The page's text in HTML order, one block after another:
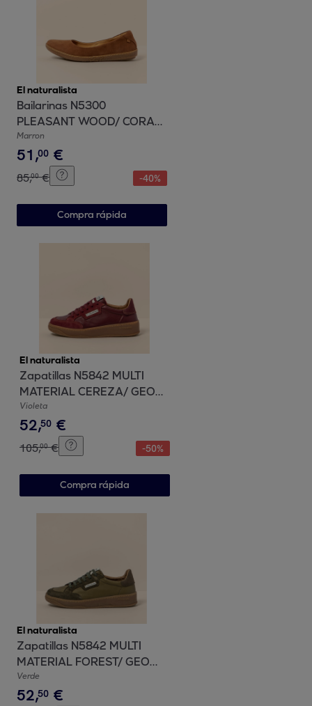
El naturalista
Bailarinas N5300
PLEASANT WOOD/ CORAL
color Wood
Marron
51,00 €
85,00 € -40%
Compra rápida
El naturalista
Zapatillas N5842 MULTI
MATERIAL CEREZA/ GEO
color Cereza
Violeta
52,50 €
105,00 € -50%
Compra rápida
El naturalista
Zapatillas N5842 MULTI
MATERIAL FOREST/ GEO
color Forest
Verde
52,50 €